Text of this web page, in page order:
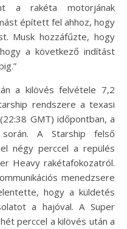
a rakéta motorjának
épített fel ahhoz, hogy
Musk hozzáfűzte, hogy
a következő indítást
a kilövés felvétele 7,2
rendszere a texasi
GMT) időpontban, a
A Starship felső
négy perccel a repülés
Heavy rakétafokozatról.
menedzsere
hogy a küldetés
a hajóval. A Super
perccel a kilövés után a